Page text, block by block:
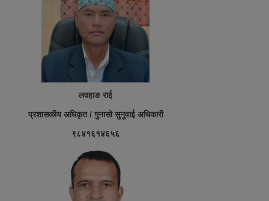
लवहाङ राई
प्रशासकीय अधिकृत / गुनासो सुनुवाई अधिकारी
९८४१६१४६५६